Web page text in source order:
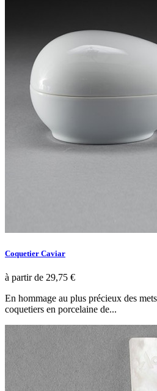
Coquetier Caviar
à partir de 29,75 €
En hommage au plus précieux des
coquetiers en porcelaine de...